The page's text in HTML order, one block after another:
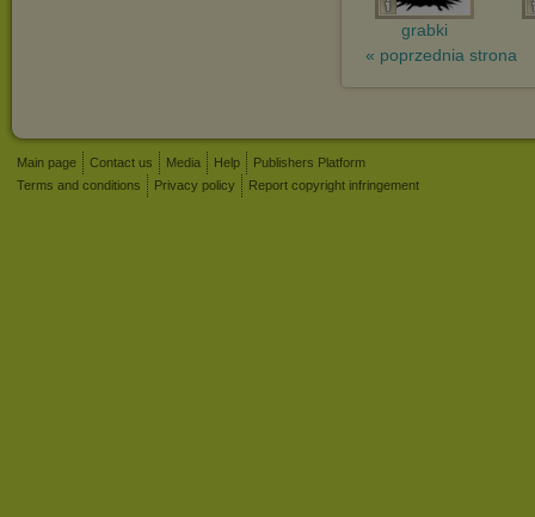
grabki
« poprzednia strona
Main page Contact us Media Help
Publishers Platform
Terms and conditions
Privacy policy Report copyright infringement